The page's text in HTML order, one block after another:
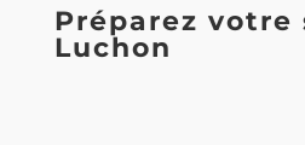
Préparez votre
Luchon